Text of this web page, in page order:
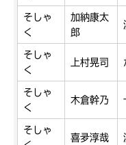
そしゃ
く
加納康太
郎
そしゃ
く
上村晃司
そしゃ
く
木倉幹乃
そしゃ
喜夛淳哉